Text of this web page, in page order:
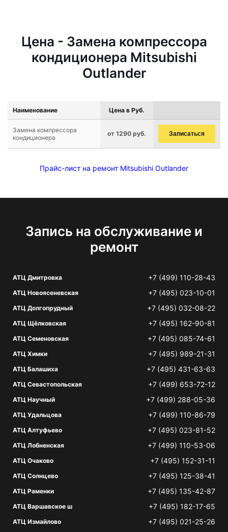
Цена - Замена компрессора
кондиционера Mitsubishi
Outlander
Наименование Цена в Руб.
Замена компрессора
кондиционера
от 1290 руб. Записаться
Прайс-лист на ремонт Mitsubishi Outlander
Запись на обслуживание и
ремонт
АТЦ Дмитровка +7 (499) 110-28-43
АТЦ Новоясеневская +7 (495) 023-10-01
АТЦ Долгопрудный +7 (495) 032-08-22
АТЦ Щёлковская +7 (495) 162-90-81
АТЦ Семеновская +7 (495) 085-74-61
АТЦ Химки +7 (495) 989-21-31
АТЦ Балашиха +7 (495) 431-63-63
АТЦ Севастопольская +7 (499) 653-72-12
АТЦ Научный +7 (499) 288-05-36
АТЦ Удальцова +7 (499) 110-86-79
АТЦ Алтуфьево +7 (495) 023-81-52
АТЦ Лобненская +7 (499) 110-53-06
АТЦ Очаково +7 (495) 152-31-11
АТЦ Солнцево +7 (495) 125-38-41
АТЦ Раменки +7 (495) 135-42-87
АТЦ Варшавское ш +7 (495) 182-17-65
АТЦ Измайлово +7 (495) 021-25-26